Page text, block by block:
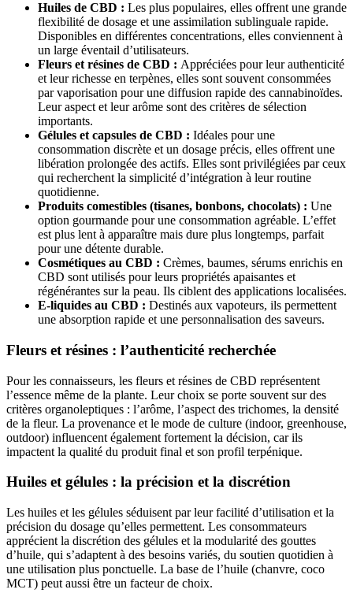
Huiles de CBD : Les plus populaires, elles offrent une grande
flexibilité de dosage et une assimilation sublinguale rapide.
Disponibles en différentes concentrations, elles conviennent à
un large éventail d’utilisateurs.
Fleurs et résines de CBD : Appréciées pour leur authenticité
et leur richesse en terpènes, elles sont souvent consommées
par vaporisation pour une diffusion rapide des cannabinoïdes.
Leur aspect et leur arôme sont des critères de sélection
importants.
Gélules et capsules de CBD : Idéales pour une
consommation discrète et un dosage précis, elles offrent une
libération prolongée des actifs. Elles sont privilégiées par ceux
qui recherchent la simplicité d’intégration à leur routine
quotidienne.
Produits comestibles (tisanes, bonbons, chocolats) : Une
option gourmande pour une consommation agréable. L’effet
est plus lent à apparaître mais dure plus longtemps, parfait
pour une détente durable.
Cosmétiques au CBD : Crèmes, baumes, sérums enrichis en
CBD sont utilisés pour leurs propriétés apaisantes et
régénérantes sur la peau. Ils ciblent des applications localisées.
E-liquides au CBD : Destinés aux vapoteurs, ils permettent
une absorption rapide et une personnalisation des saveurs.
Fleurs et résines : l’authenticité recherchée
Pour les connaisseurs, les fleurs et résines de CBD représentent
l’essence même de la plante. Leur choix se porte souvent sur des
critères organoleptiques : l’arôme, l’aspect des trichomes, la densité
de la fleur. La provenance et le mode de culture (indoor, greenhouse,
outdoor) influencent également fortement la décision, car ils
impactent la qualité du produit final et son profil terpénique.
Huiles et gélules : la précision et la discrétion
Les huiles et les gélules séduisent par leur facilité d’utilisation et la
précision du dosage qu’elles permettent. Les consommateurs
apprécient la discrétion des gélules et la modularité des gouttes
d’huile, qui s’adaptent à des besoins variés, du soutien quotidien à
une utilisation plus ponctuelle. La base de l’huile (chanvre, coco
MCT) peut aussi être un facteur de choix.